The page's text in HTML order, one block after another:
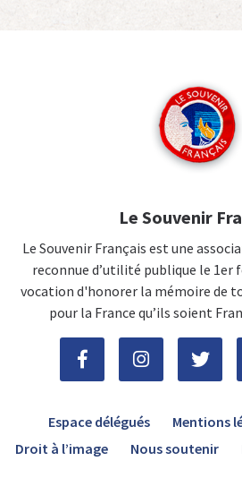
Le Souvenir
Le Souvenir Français est une
reconnue d’utilité publique le 1er
vocation d'honorer la mémoire de
pour la France qu’ils soient
Espace délégués Mentions
Droit à l’image
Nous soutenir